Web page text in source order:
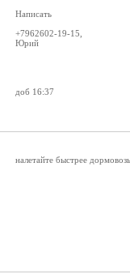
Написать
+7962602-19-15,
Юрий
доб 16:37
налетайте быстрее